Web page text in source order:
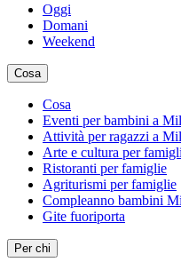
Oggi
Domani
Weekend
Cosa
Cosa
Eventi per bambini a
Attività per ragazzi a
Arte e cultura per
Ristoranti per famiglie
Agriturismi per famiglie
Compleanno bambini
Gite fuoriporta
Per chi